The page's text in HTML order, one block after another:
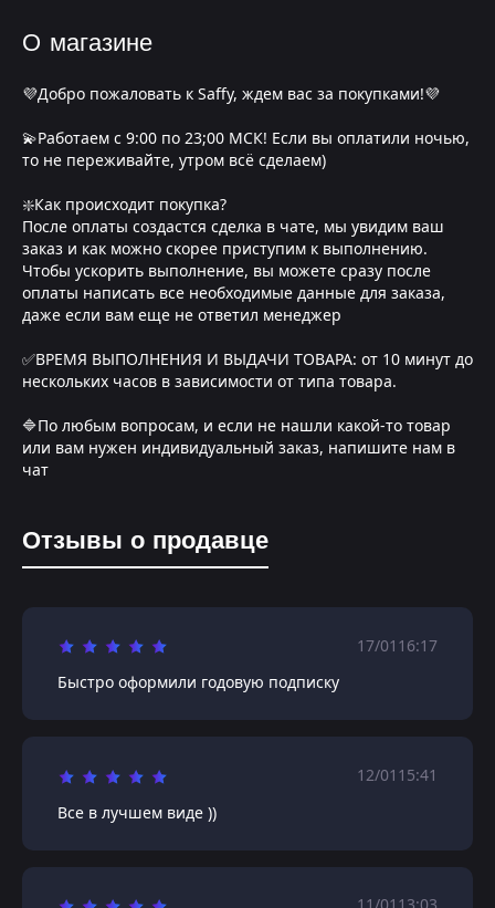
О магазине
💜Добро пожаловать к Saffy, ждем вас за покупками!💜
💫Работаем с 9:00 по 23;00 МСК! Если вы оплатили ночью,
то не переживайте, утром всё сделаем)
❇️Как происходит покупка?
После оплаты создастся сделка в чате, мы увидим ваш
заказ и как можно скорее приступим к выполнению.
Чтобы ускорить выполнение, вы можете сразу после
оплаты написать все необходимые данные для заказа,
даже если вам еще не ответил менеджер
✅ВРЕМЯ ВЫПОЛНЕНИЯ И ВЫДАЧИ ТОВАРА: от 10 минут до
нескольких часов в зависимости от типа товара.
🔷По любым вопросам, и если не нашли какой-то товар
или вам нужен индивидуальный заказ, напишите нам в
чат
Отзывы о продавце
17/01 16:17
Быстро оформили годовую подписку
12/01 15:41
Все в лучшем виде ))